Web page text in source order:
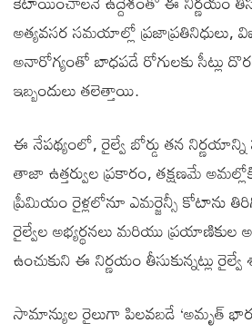
అత్యవసర సమయాల్లో ప్రజాప్రతినిధులు,
అనారోగ్యంతో బాధపడే రోగులకు సీట్లు
ఇబ్బందులు తలెత్తాయి.
ఈ నేపథ్యంలో, రైల్వే బోర్డు తన నిర్ణయాన్ని
తాజా ఉత్తర్వుల ప్రకారం, తక్షణమే
ప్రీమియం రైళ్లలోనూ ఎమర్జెన్సీ కోటాను
రైల్వేల అభ్యర్థనలు మరియు ప్రయాణికుల
ఉంచుకుని ఈ నిర్ణయం తీసుకున్నట్లు
సామాన్యుల రైలుగా పిలవబడే ‘అమృత్